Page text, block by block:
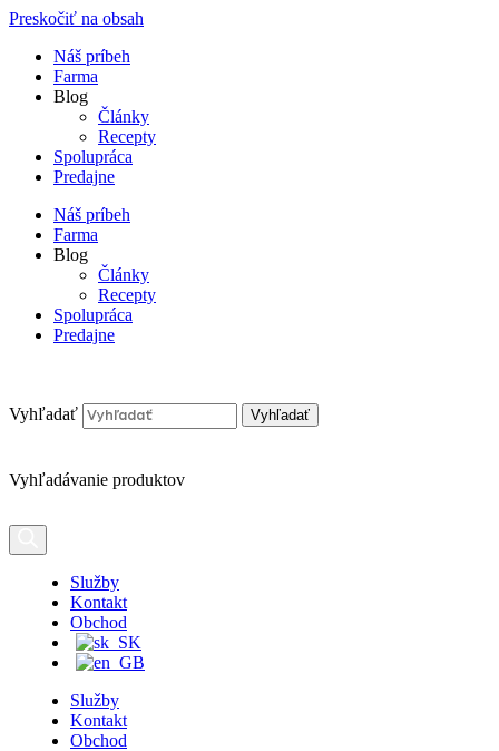
Preskočiť na obsah
Náš príbeh
Farma
Blog
Články
Recepty
Spolupráca
Predajne
Náš príbeh
Farma
Blog
Články
Recepty
Spolupráca
Predajne
Vyhľadať Vyhľadať
Vyhľadávanie produktov
Služby
Kontakt
Obchod
Služby
Kontakt
Obchod